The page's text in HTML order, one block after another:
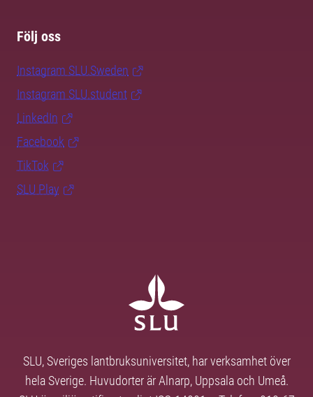
Följ oss
Instagram SLU.Sweden
Instagram SLU.student
LinkedIn
Facebook
TikTok
SLU Play
SLU, Sveriges lantbruksuniversitet, har verksamhet över
hela Sverige. Huvudorter är Alnarp, Uppsala och Umeå.